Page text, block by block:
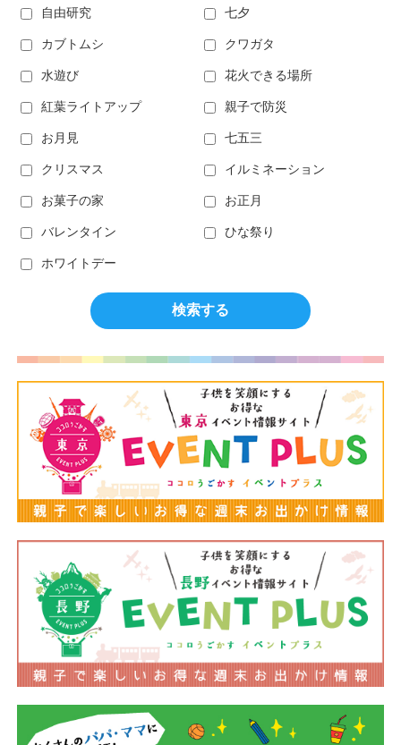
自由研究 七夕
カブトムシ クワガタ
水遊び 花火できる場所
紅葉ライトアップ 親子で防災
お月見 七五三
クリスマス イルミネーション
お菓子の家 お正月
バレンタイン ひな祭り
ホワイトデー